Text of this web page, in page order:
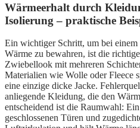
Wärmeerhalt durch
Isolierung – praktische
Ein wichtiger Schritt, um bei
Wärme zu bewahren, ist die
Zwiebellook mit mehreren
Materialien wie Wolle oder Fleece
eine einzige dicke Jacke.
anliegende Kleidung, die den
entscheidend ist die Raumwahl:
geschlossenen Türen und